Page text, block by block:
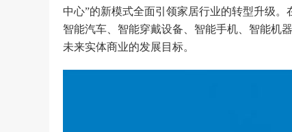
中心”的新模式全面引领家居行业的转型升级
智能汽车、智能穿戴设备、智能手机、智能机
未来实体商业的发展目标。